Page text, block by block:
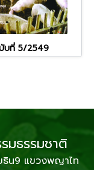
บที่ 5/2549
มธรรมชาติ
น9 แขวงพญาไท